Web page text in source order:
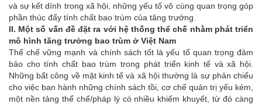
và sự kết dính trong xã hội, những yếu tố vô cùng quan trọng góp
phần thúc đẩy tính chất bao trùm của tăng trưởng.
II. Một số vấn đề đặt ra với hệ thống thể chế nhằm phát triển
mô hình tăng trưởng bao trùm ở Việt Nam
Thể chế vững mạnh và chính sách tốt là yếu tố quan trọng đảm
bảo cho tính chất bao trùm trong phát triển kinh tế và xã hội.
Những bất công về mặt kinh tế và xã hội thường là sự phản chiếu
cho việc ban hành những chính sách tồi, cơ chế quản trị yếu kém,
một nền tảng thể chế/pháp lý có nhiều khiếm khuyết, từ đó càng